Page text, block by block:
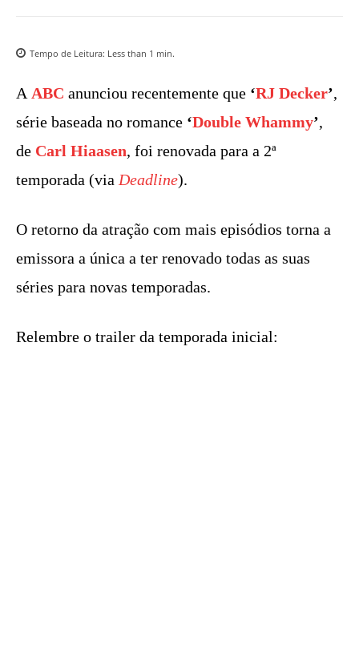
Tempo de Leitura: Less than 1 min.
AABC anunciou recentemente que ‘RJ Decker’,
série baseada no romance ‘Double Whammy’,
de Carl Hiaasen, foi renovada para a 2ª
temporada (via Deadline).
O retorno da atração com mais episódios torna a
emissora a única a ter renovado todas as suas
séries para novas temporadas.
Relembre o trailer da temporada inicial: